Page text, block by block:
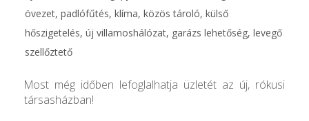
övezet, padlófűtés, klíma, közös tároló, külső
hőszigetelés, új villamoshálózat, garázs lehetőség, levegő
szellőztető
Most még időben lefoglalhatja üzletét az új, rókusi
társasházban!